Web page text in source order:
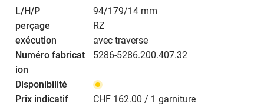
94/179/14 mm
RZ
avec traverse
5286-5286.200.407.32
CHF 162.00 / 1 garniture